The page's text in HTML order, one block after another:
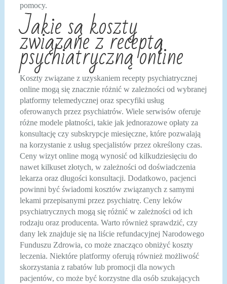
pomocy.
Jakie są koszty
związane z receptą
psychiatryczną online
Koszty związane z uzyskaniem recepty psychiatrycznej
online mogą się znacznie różnić w zależności od wybranej
platformy telemedycznej oraz specyfiki usług
oferowanych przez psychiatrów. Wiele serwisów oferuje
różne modele płatności, takie jak jednorazowe opłaty za
konsultację czy subskrypcje miesięczne, które pozwalają
na korzystanie z usług specjalistów przez określony czas.
Ceny wizyt online mogą wynosić od kilkudziesięciu do
nawet kilkuset złotych, w zależności od doświadczenia
lekarza oraz długości konsultacji. Dodatkowo, pacjenci
powinni być świadomi kosztów związanych z samymi
lekami przepisanymi przez psychiatrę. Ceny leków
psychiatrycznych mogą się różnić w zależności od ich
rodzaju oraz producenta. Warto również sprawdzić, czy
dany lek znajduje się na liście refundacyjnej Narodowego
Funduszu Zdrowia, co może znacząco obniżyć koszty
leczenia. Niektóre platformy oferują również możliwość
skorzystania z rabatów lub promocji dla nowych
pacjentów, co może być korzystne dla osób szukających